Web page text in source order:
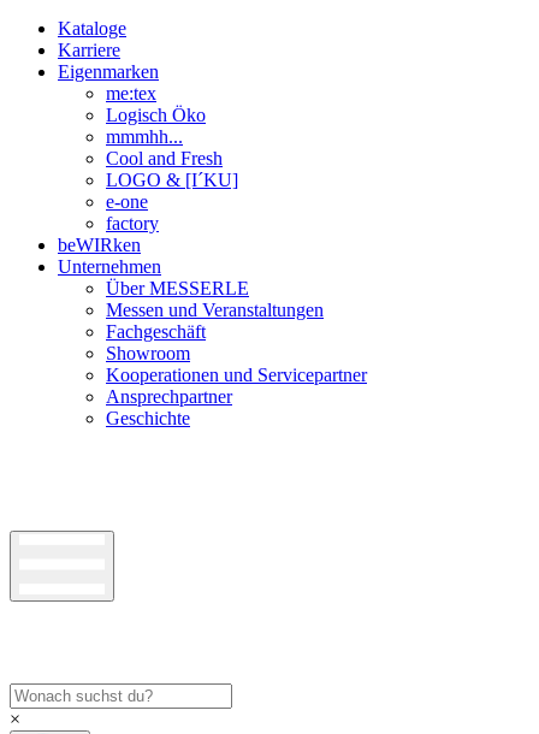
Kataloge
Karriere
Eigenmarken
me:tex
Logisch Öko
mmmhh...
Cool and Fresh
LOGO & [I´KU]
e-one
factory
beWIRken
Unternehmen
Über MESSERLE
Messen und Veranstaltungen
Fachgeschäft
Showroom
Kooperationen und Servicepartner
Ansprechpartner
Geschichte
×